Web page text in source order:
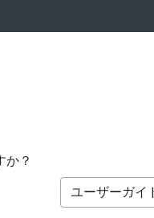
か？
ユーザーガイ